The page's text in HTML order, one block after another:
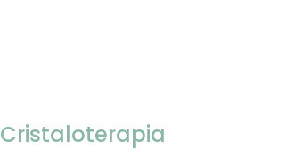
Cristaloterapia